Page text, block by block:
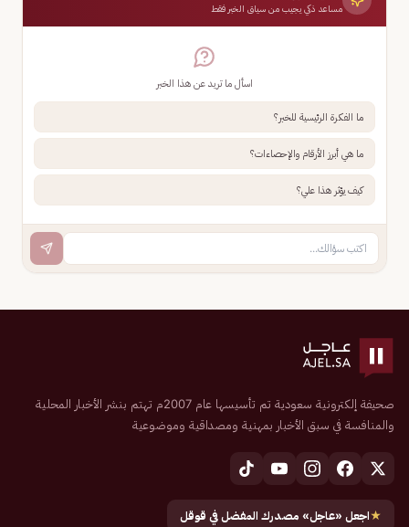
مساعد ذكي يجيب من سياق الخبر فقط
اسأل ما تريد عن هذا الخبر
ما الفكرة الرئيسية للخبر؟
ما هي أبرز الأرقام والإحصاءات؟
كيف يؤثر هذا علي؟
صحيفة إلكترونية سعودية تم تأسيسها عام 2007م تهتم بنشر الأخبار المحلية
والمنافسة في سبق الأخبار بمهنية ومصداقية وموضوعية
★اجعل «عاجل» مصدرك المفضل في قوقل